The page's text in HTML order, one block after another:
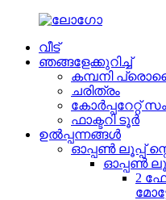
വീട്
ഞങ്ങളേക്കുറിച്ച്
കമ്പനി
ചരിത്രം
കോർപ്പറേറ്റ്
ഫാക്ടറി ടൂർ
ഉൽപ്പന്നങ്ങൾ
ഓപ്പൺ ലൂപ്പ്
ഓപ്പൺ
2